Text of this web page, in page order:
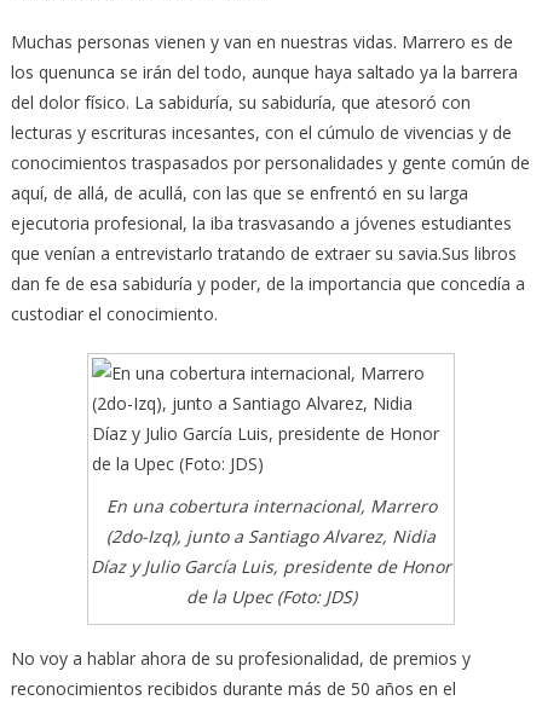
Muchas personas vienen y van en nuestras vidas. Marrero es de
los quenunca se irán del todo, aunque haya saltado ya la barrera
del dolor físico. La sabiduría, su sabiduría, que atesoró con
lecturas y escrituras incesantes, con el cúmulo de vivencias y de
conocimientos traspasados por personalidades y gente común de
aquí, de allá, de acullá, con las que se enfrentó en su larga
ejecutoria profesional, la iba trasvasando a jóvenes estudiantes
que venían a entrevistarlo tratando de extraer su savia.Sus libros
dan fe de esa sabiduría y poder, de la importancia que concedía a
custodiar el conocimiento.
En una cobertura internacional, Marrero
(2do-Izq), junto a Santiago Alvarez, Nidia
Díaz y Julio García Luis, presidente de Honor
de la Upec (Foto: JDS)
No voy a hablar ahora de su profesionalidad, de premios y
reconocimientos recibidos durante más de 50 años en el